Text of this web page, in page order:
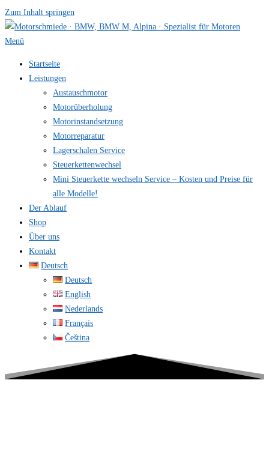
Zum Inhalt springen
Menü
Startseite
Leistungen
Austauschmotor
Motorüberholung
Motorinstandsetzung
Motorreparatur
Lagerschalen Service
Steuerkettenwechsel
Mini Steuer­kette wechseln Service – Kosten und Preise für
alle Modelle!
Der Ablauf
Shop
Über uns
Kontakt
Deutsch
Deutsch
English
Nederlands
Français
Čeština